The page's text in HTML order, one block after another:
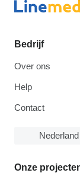
Bedrijf
Over ons
Help
Contact
Onze